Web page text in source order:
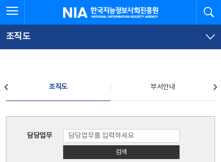
문
로
가
체
뉴
바
가
한국지능정보사회진흥원
조직도
조직도 부서안내
담당업무
검색